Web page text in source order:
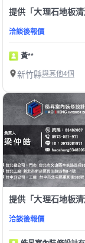
提供「大理石地板
洽談後報價
黃**
新竹縣與其他4個
提供「大理石地板
洽談後報價